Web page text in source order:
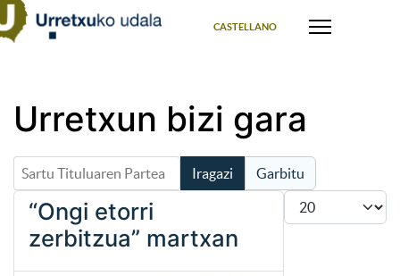
CASTELLANO
Urretxun bizi gara
Sartu Tituluaren Partea Iragazi
Garbitu
Bistaratu #
“Ongi etorri
zerbitzua” martxan